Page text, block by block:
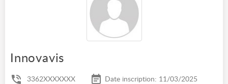
Innovavis
3362XXXXXXX Date inscription: 11/03/2025